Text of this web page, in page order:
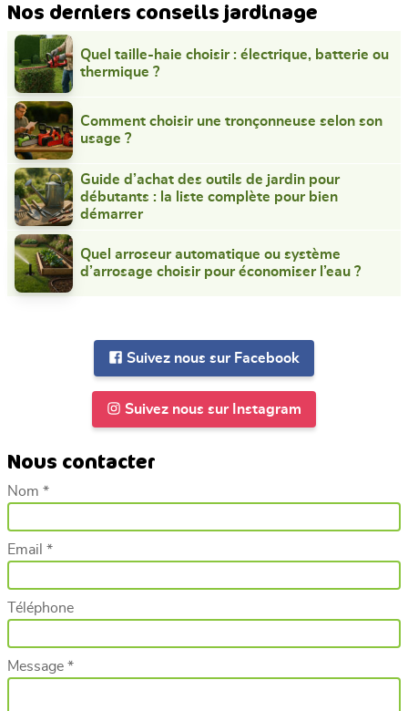
Nos derniers conseils jardinage
Quel taille-haie choisir : électrique, batterie ou
thermique ?
Comment choisir une tronçonneuse selon son
usage ?
Guide d’achat des outils de jardin pour
débutants : la liste complète pour bien
démarrer
Quel arroseur automatique ou système
d’arrosage choisir pour économiser l’eau ?
Suivez nous sur Facebook
Suivez nous sur Instagram
Nous contacter
Nom *
Email *
Téléphone
Message *